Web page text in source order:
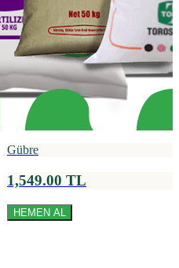
Gübre
1,549.00 TL
HEMEN AL